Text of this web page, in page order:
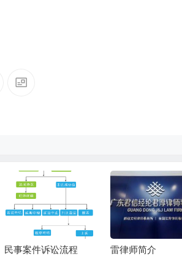
民事案件诉讼流程 雷律师简介